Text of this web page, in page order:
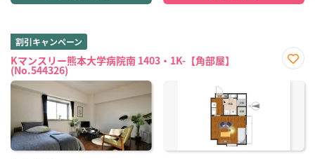
割引キャンペーン
Kマンスリー熊本大学病院南 1403・1K-【角部屋】
(No.544326)
に入